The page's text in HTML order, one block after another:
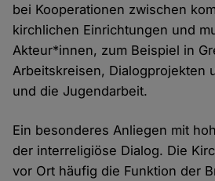
bei Kooperationen zwischen
kirchlichen Einrichtungen und
Akteur*innen, zum Beispiel in
Arbeitskreisen, Dialogprojekten
und die Jugendarbeit.
Ein besonderes Anliegen mit
der interreligiöse Dialog. Die
vor Ort häufig die Funktion der